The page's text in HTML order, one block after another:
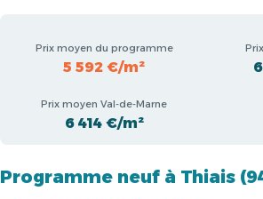
Prix moyen du programme
5 592 €/m²
Prix moyen Val-de-Marne
6 414 €/m²
Programme neuf à Thiais